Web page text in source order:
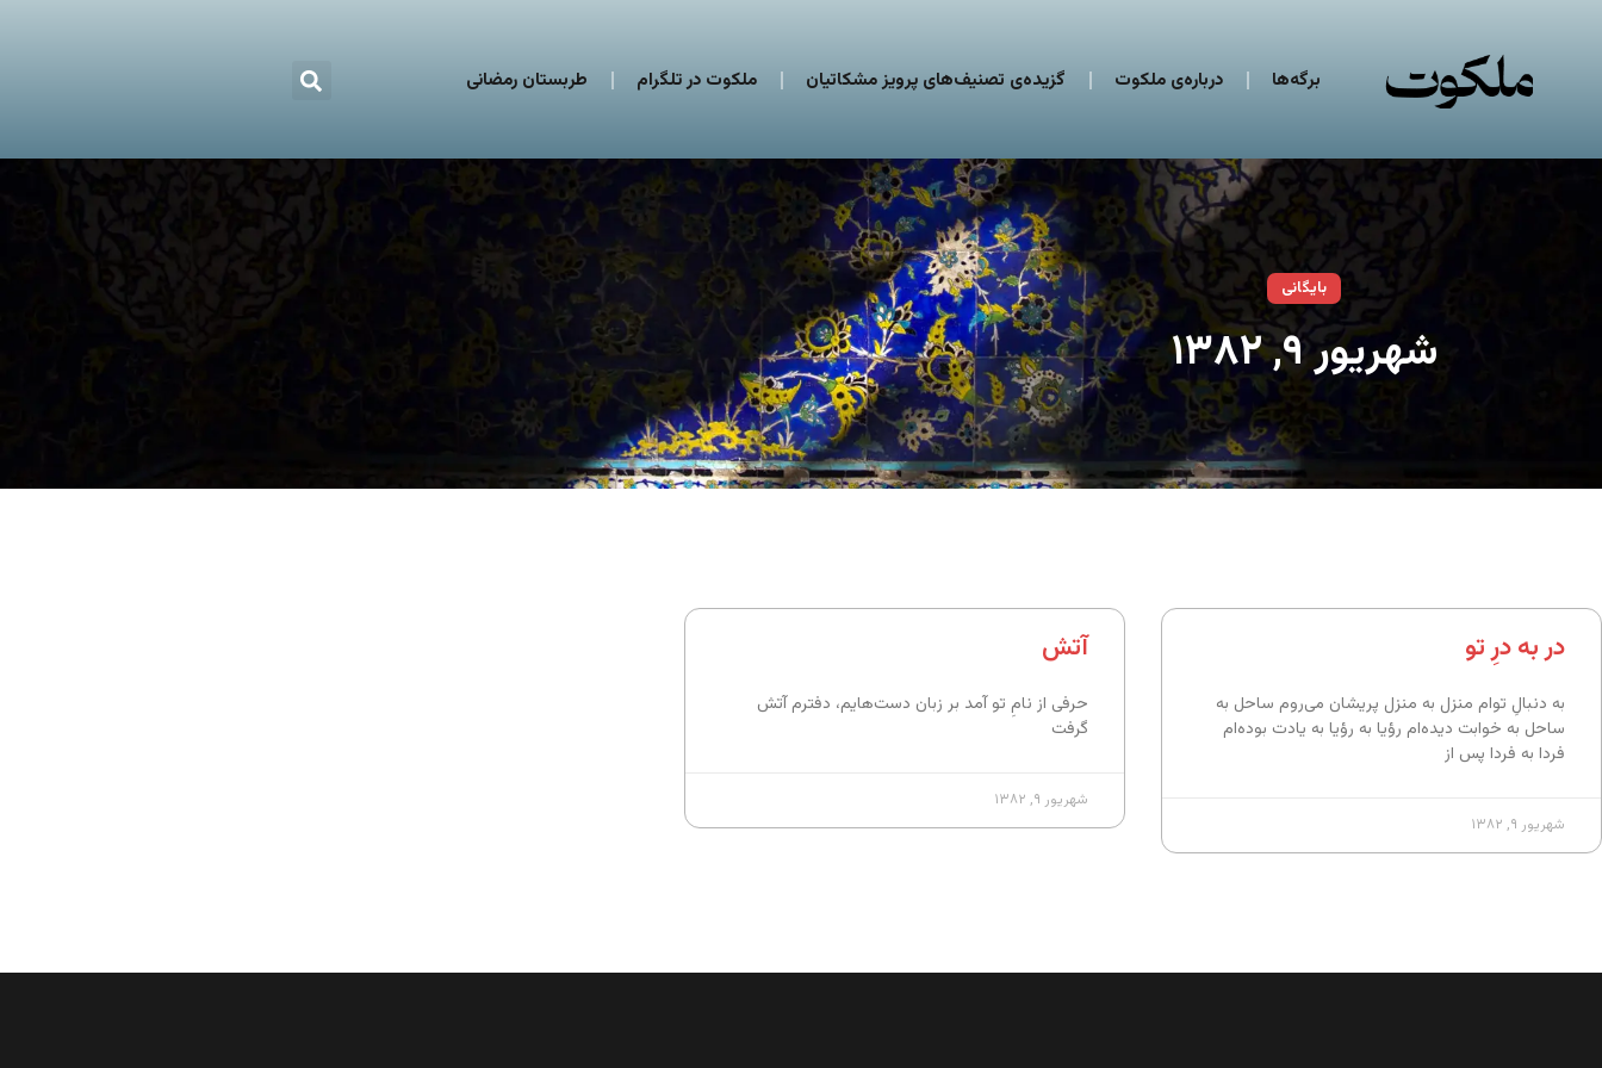
برگه‌ها درباره‌ی ملکوت گزیده‌ی تصنیف‌های پرویز مشکاتیان ملکوت در تلگرام طربستان رمضانی
بایگانی
شهریور ۹, ۱۳۸۲
در به درِ تو
به دنبالِ توام منزل به منزل پریشان می‌روم ساحل به
ساحل به خوابت دیده‌ام رؤیا به رؤیا به یادت بوده‌ام
فردا به فردا پس از
شهریور ۹, ۱۳۸۲
آتش
حرفی از نامِ تو آمد بر زبان دست‌هایم، دفترم آتش
گرفت
شهریور ۹, ۱۳۸۲